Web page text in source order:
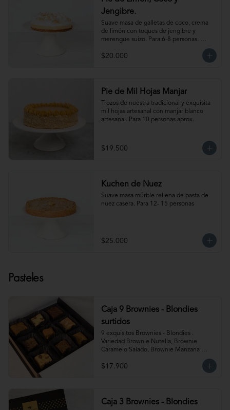
Jengibre.
Suave masa de galletas de coco, crema
de limón con toques de jengibre y
merengue suizo. Para 6-8 personas.
descongelar de 1 a 2 horas a temperatura
$20.000
Pie de Mil Hojas Manjar
Trozos de nuestra tradicional y exquisita
mil hojas artesanal con manjar blanco
artesanal. Para 10 personas aprox.
$19.500
Kuchen de Nuez
Suave masa mürble rellena de pasta de
nuez casera. Para 12- 15 personas
$25.000
Pasteles
Caja 9 Brownies - Blondies
surtidos
9 exquisitos Brownies - Blondies .
Variedad Brownie Nutella, Brownie
Caramelo Salado, Brownie Manzana
Canela, Blondie Galleta Lotus, Blondie
Almendra y Blondie Mantequilla de
sabores!
$17.900
Caja 3 Brownies - Blondies